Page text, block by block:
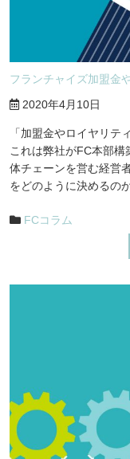
フランチャイズ加盟金
2020年4月10日
「加盟金やロイヤリテ
これは弊社がFC本部
体チェーンを営む経営
をどのように決めるの
FCコラム